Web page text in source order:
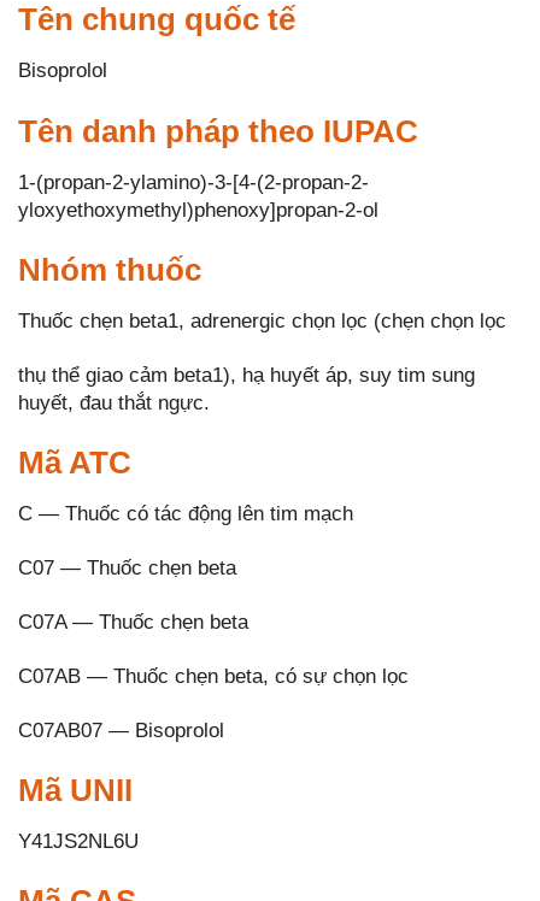
Tên chung quốc tế
Bisoprolol
Tên danh pháp theo IUPAC
1-(propan-2-ylamino)-3-[4-(2-propan-2-
yloxyethoxymethyl)phenoxy]propan-2-ol
Nhóm thuốc
Thuốc chẹn beta1, adrenergic chọn lọc (chẹn chọn lọc
thụ thể giao cảm beta1), hạ huyết áp, suy tim sung
huyết, đau thắt ngực.
Mã ATC
C — Thuốc có tác động lên tim mạch
C07 — Thuốc chẹn beta
C07A — Thuốc chẹn beta
C07AB — Thuốc chẹn beta, có sự chọn lọc
C07AB07 — Bisoprolol
Mã UNII
Y41JS2NL6U